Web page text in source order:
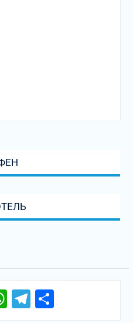
WhatsApp
Telegram